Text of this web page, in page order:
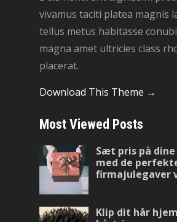
vivamus taciti platea magnis
tellus metus habitasse
magna amet ultricies class
placerat.
Download This Theme →
Most Viewed Posts
Sæt pris på
med de
firmajulegaver
Klip dit hår